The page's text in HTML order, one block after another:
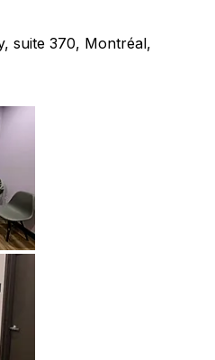
suite 370, Montréal,